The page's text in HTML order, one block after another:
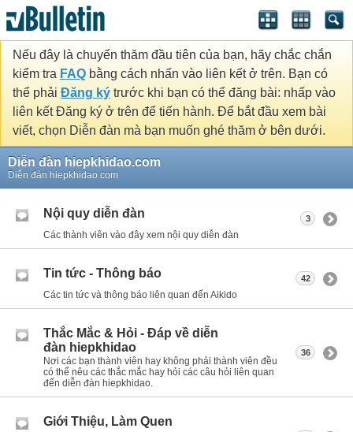
Nếu đây là chuyến thăm đầu tiên của bạn, hãy chắc chắn
kiểm tra FAQ bằng cách nhấn vào liên kết ở trên. Bạn có
thể phải Đăng ký trước khi bạn có thể đăng bài: nhấp vào
liên kết Đăng ký ở trên để tiến hành. Để bắt đầu xem bài
viết, chọn Diễn đàn mà bạn muốn ghé thăm ở bên dưới.
Diễn đàn hiepkhidao.com
Diễn đàn hiepkhidao.com
Nội quy diễn đàn
Các thành viên vào đây xem nội quy diễn đàn
3
Tin tức - Thông báo
Các tin tức và thông báo liên quan đến Aikido
42
Thắc Mắc & Hỏi - Đáp về diễn
đàn hiepkhidao
Nơi các bạn thành viên hay không phải thành viên đều
có thể nêu các thắc mắc hay hỏi các câu hỏi liên quan
đến diễn đàn hiepkhidao.
36
Giới Thiệu, Làm Quen